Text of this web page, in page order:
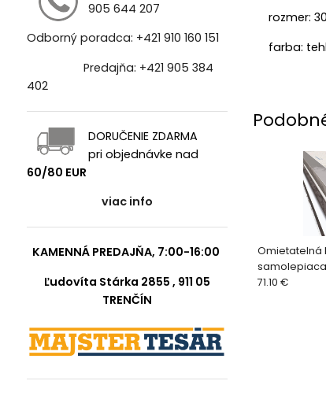
905 644 207
Odborný poradca: +421 910 160 151
Predajňa: +421 905 384
402
DORUČENIE ZDARMA
pri objednávke nad
60/80 EUR
viac info
KAMENNÁ PREDAJŇA, 7:00-16:00
Ľudovíta Stárka 2855 , 911 05
TRENČÍN
rozmer:
farba:
Omietatelná
71.10 €